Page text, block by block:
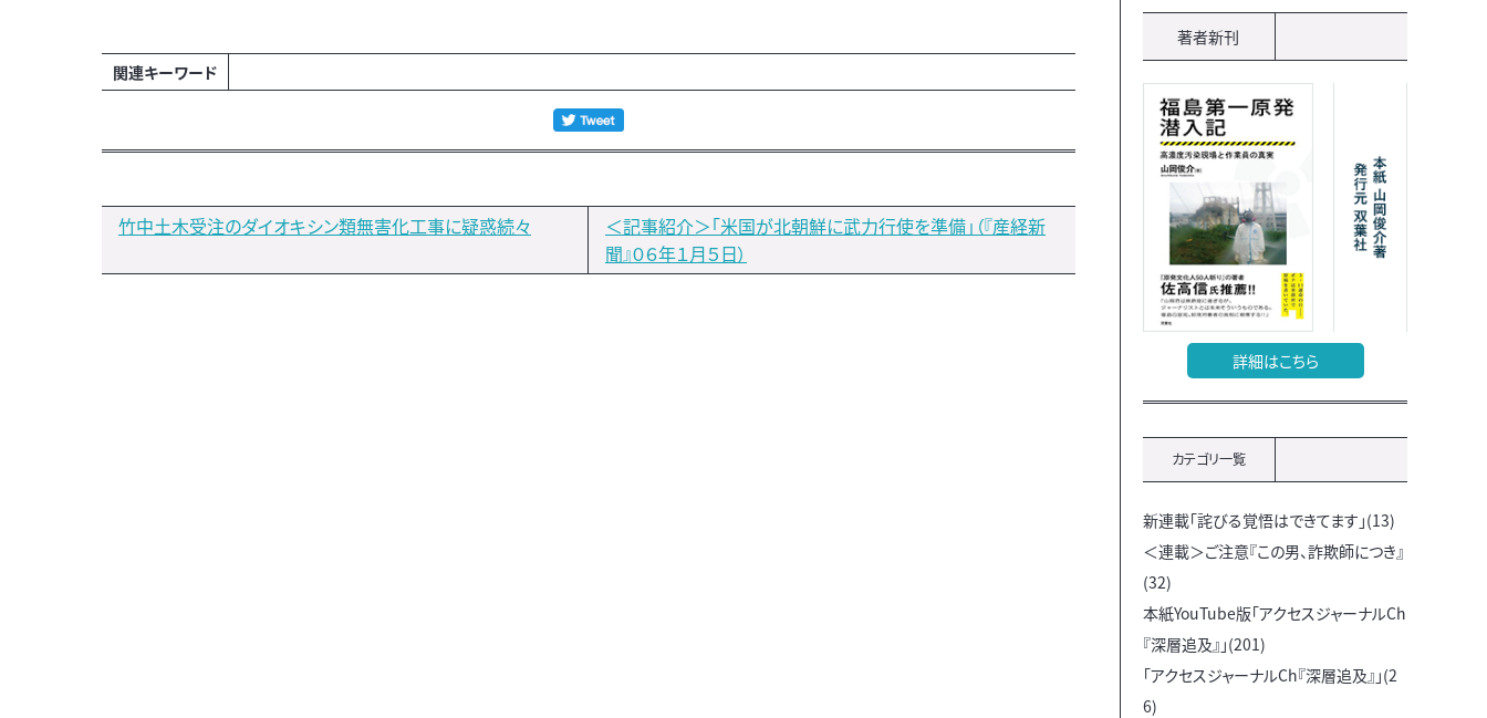
関連キーワード
竹中土木受注のダイオキシン類無害化工事に疑惑続々
＜記事紹介＞「米国が北朝鮮に武力行使を準備」（『産経新
聞』０６年１月５日）
著者新刊
詳細はこちら
カテゴリ一覧
新連載「詫びる覚悟はできてます」(13)
＜連載＞ご注意『この男、詐欺師につき』
(32)
本紙YouTube版「アクセスジャーナルCh
『深層追及』」(201)
「アクセスジャーナルCh『深層追及』」(2
6)